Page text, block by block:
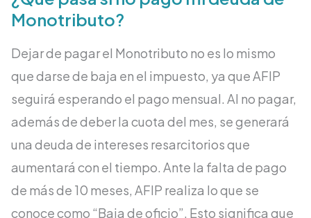
Monotributo?
Dejar de pagar el Monotributo no es lo mismo
que darse de baja en el impuesto, ya que AFIP
seguirá esperando el pago mensual. Al no pagar,
además de deber la cuota del mes, se generará
una deuda de intereses resarcitorios que
aumentará con el tiempo. Ante la falta de pago
de más de 10 meses, AFIP realiza lo que se
conoce como “Baja de oficio”. Esto significa que